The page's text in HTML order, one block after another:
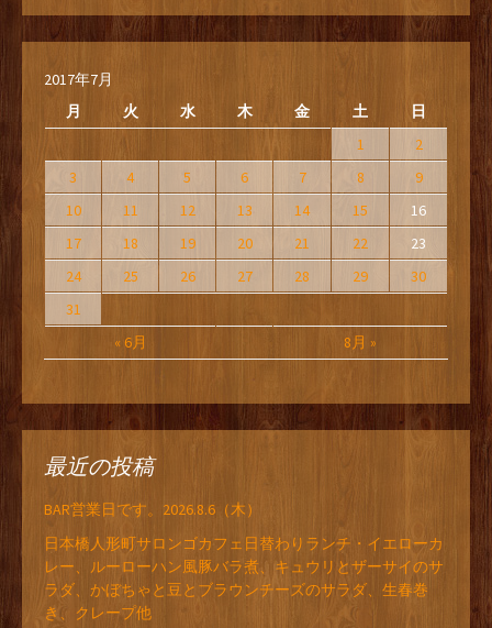
2017年7月
月
火 水 木 金 土 日
« 6月 8月 »
1
2
3
4 5 6 7 8
9
10
11 12 13 14 15
16
17
18 19 20 21 22
23
24
25 26 27 28 29
30
31
最近の投稿
BAR営業日です。2026.8.6（木）
日本橋人形町サロンゴカフェ日替わりランチ・イエローカ
レー、ルーローハン風豚バラ煮、キュウリとザーサイのサ
ラダ、かぼちゃと豆とブラウンチーズのサラダ、生春巻
き、クレープ他